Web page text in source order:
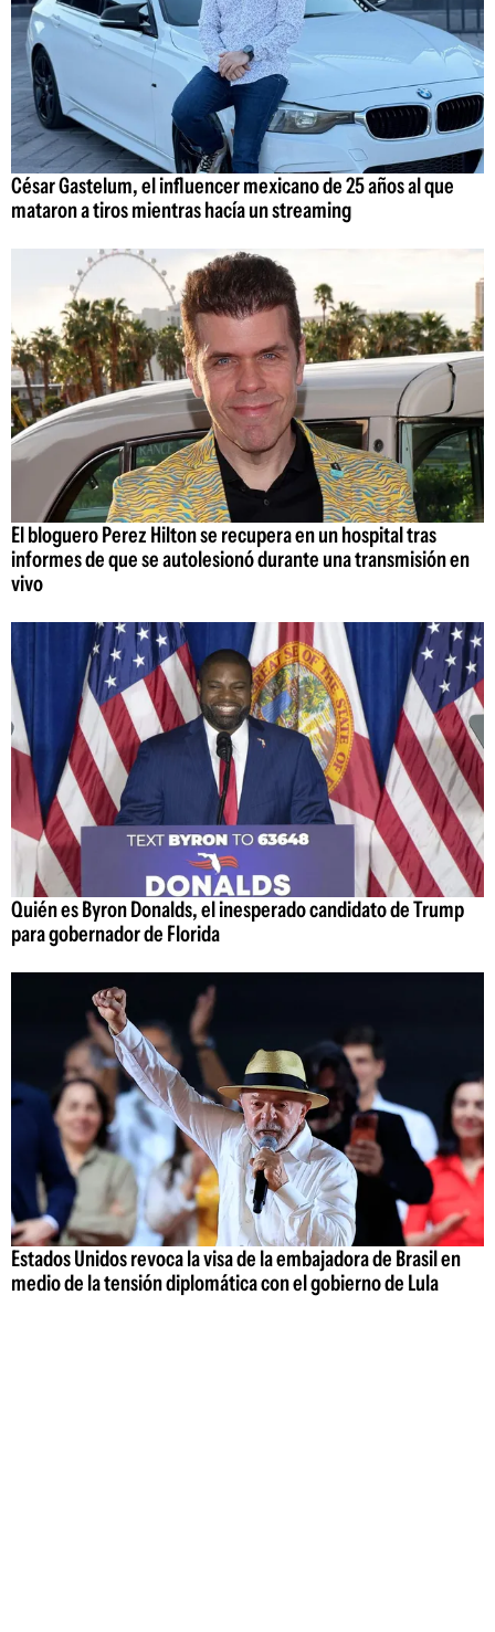
César Gastelum, el influencer mexicano de 25 años al que
mataron a tiros mientras hacía un streaming
El bloguero Perez Hilton se recupera en un hospital tras
informes de que se autolesionó durante una transmisión en
vivo
Quién es Byron Donalds, el inesperado candidato de Trump
para gobernador de Florida
Estados Unidos revoca la visa de la embajadora de Brasil en
medio de la tensión diplomática con el gobierno de Lula